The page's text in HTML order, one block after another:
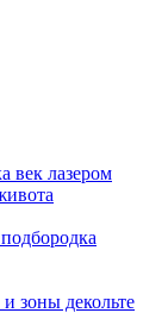
век лазером
зоны декольте